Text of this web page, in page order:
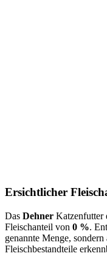
Ersichtlicher
Das Dehner Katzenfutter
Fleischanteil von 0 %.
genannte Menge,
Fleischbestandteile